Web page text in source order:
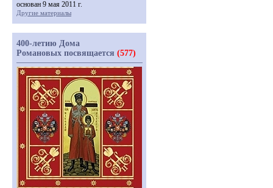
основан 9 мая 2011 г.
Другие материалы
400-летию Дома
Романовых посвящается (577)